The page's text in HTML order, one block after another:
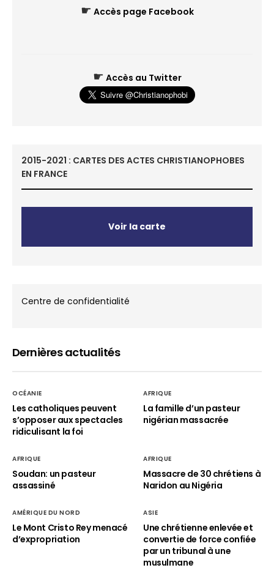
☛ Accès page Facebook
☛ Accès au Twitter
2015-2021 : CARTES DES ACTES CHRISTIANOPHOBES
EN FRANCE
Voir la carte
Centre de confidentialité
Dernières actualités
OCÉANIE
Les catholiques peuvent
s’opposer aux spectacles
ridiculisant la foi
AFRIQUE
La famille d’un pasteur
nigérian massacrée
AFRIQUE
Soudan: un pasteur
assassiné
AFRIQUE
Massacre de 30 chrétiens à
Naridon au Nigéria
AMÉRIQUE DU NORD
Le Mont Cristo Rey menacé
d’expropriation
ASIE
Une chrétienne enlevée et
convertie de force confiée
par un tribunal à une
musulmane